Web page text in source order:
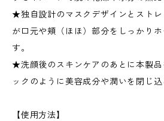
★独自設計のマスクデザインとストレ
が口元や頬（ほほ）部分をしっかり
す。
★洗顔後のスキンケアのあとに本製
ックのように美容成分や潤いを閉じ込
【使用方法】